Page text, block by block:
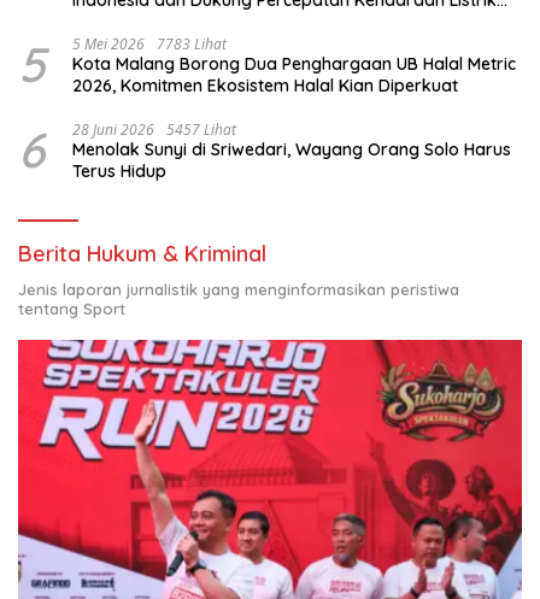
5 5 Mei 2026 7783 Lihat
Kota Malang Borong Dua Penghargaan UB Halal Metric
2026, Komitmen Ekosistem Halal Kian Diperkuat
6 28 Juni 2026 5457 Lihat
Menolak Sunyi di Sriwedari, Wayang Orang Solo Harus
Terus Hidup
Berita Hukum & Kriminal
Jenis laporan jurnalistik yang menginformasikan peristiwa
tentang Sport